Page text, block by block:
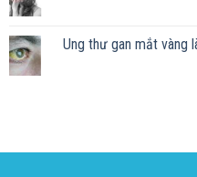
Ung thư gan mắt vàng